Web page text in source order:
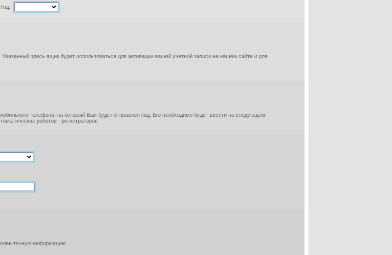
Год:
здесь ящик будет использоваться для активации вашей учетной записи на нашем сайте и для
телефона, на который Вам будет отправлен код. Его необходимо будет ввести на следующем
роботов - регистраторов
точную информацию.